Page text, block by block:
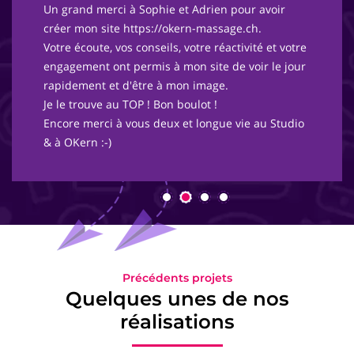
Un grand merci à Sophie et Adrien pour avoir
créer mon site https://okern-massage.ch.
Votre écoute, vos conseils, votre réactivité et votre
engagement ont permis à mon site de voir le jour
rapidement et d'être à mon image.
Je le trouve au TOP ! Bon boulot !
Encore merci à vous deux et longue vie au Studio
& à OKern :-)
Précédents projets
Quelques unes de nos
réalisations